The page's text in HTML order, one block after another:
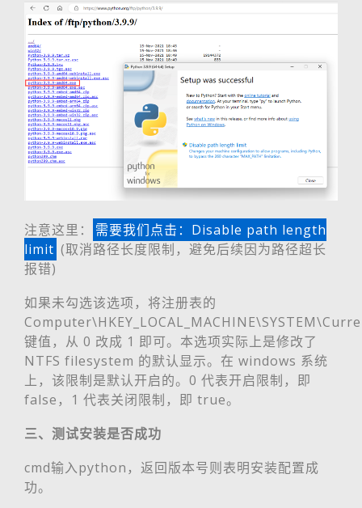
注意这里：
需要我们点击：Disable path length
limit (取消路径长度限制，避免后续因为路径超长
报错)
如果未勾选该选项，将注册表的
键值，从 0 改成 1 即可。本选项实际上是修改了
NTFS filesystem 的默认显示。在 windows 系统
上，该限制是默认开启的。0 代表开启限制，即
false，1 代表关闭限制，即 true。
三、测试安装是否成功
cmd输入python，返回版本号则表明安装配置成
功。